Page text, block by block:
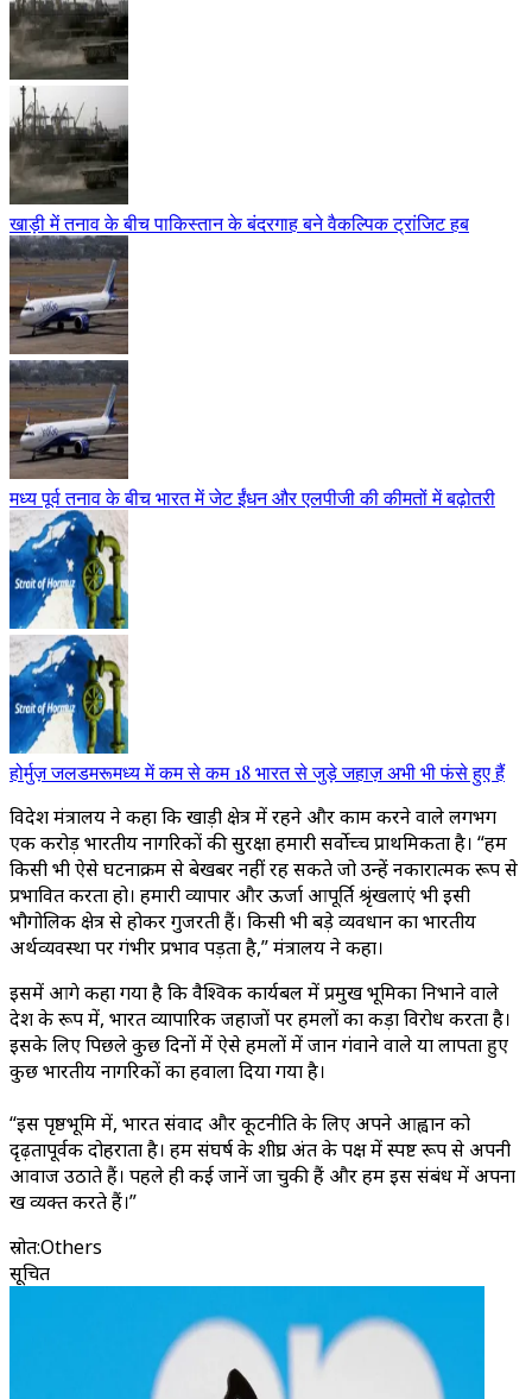
खाड़ी में तनाव के बीच पाकिस्तान के बंदरगाह बने वैकल्पिक ट्रांजिट हब
मध्य पूर्व तनाव के बीच भारत में जेट ईंधन और एलपीजी की कीमतों में बढ़ोतरी
होर्मुज़ जलडमरूमध्य में कम से कम 18 भारत से जुड़े जहाज़ अभी भी फंसे हुए हैं
विदेश मंत्रालय ने कहा कि खाड़ी क्षेत्र में रहने और काम करने वाले लगभग
एक करोड़ भारतीय नागरिकों की सुरक्षा हमारी सर्वोच्च प्राथमिकता है। “हम
किसी भी ऐसे घटनाक्रम से बेखबर नहीं रह सकते जो उन्हें नकारात्मक रूप से
प्रभावित करता हो। हमारी व्यापार और ऊर्जा आपूर्ति श्रृंखलाएं भी इसी
भौगोलिक क्षेत्र से होकर गुजरती हैं। किसी भी बड़े व्यवधान का भारतीय
अर्थव्यवस्था पर गंभीर प्रभाव पड़ता है,” मंत्रालय ने कहा।
इसमें आगे कहा गया है कि वैश्विक कार्यबल में प्रमुख भूमिका निभाने वाले
देश के रूप में, भारत व्यापारिक जहाजों पर हमलों का कड़ा विरोध करता है।
इसके लिए पिछले कुछ दिनों में ऐसे हमलों में जान गंवाने वाले या लापता हुए
कुछ भारतीय नागरिकों का हवाला दिया गया है।
“इस पृष्ठभूमि में, भारत संवाद और कूटनीति के लिए अपने आह्वान को
दृढ़तापूर्वक दोहराता है। हम संघर्ष के शीघ्र अंत के पक्ष में स्पष्ट रूप से अपनी
आवाज उठाते हैं। पहले ही कई जानें जा चुकी हैं और हम इस संबंध में अपना
दुख व्यक्त करते हैं।”
स्रोत:Others
सूचित